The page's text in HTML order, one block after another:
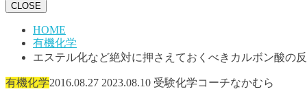
CLOSE
HOME
有機化学
エステル化など絶対に押さえておくべきカルボン酸の
有機化学2016.08.27 2023.08.10 受験化学コーチなかむら